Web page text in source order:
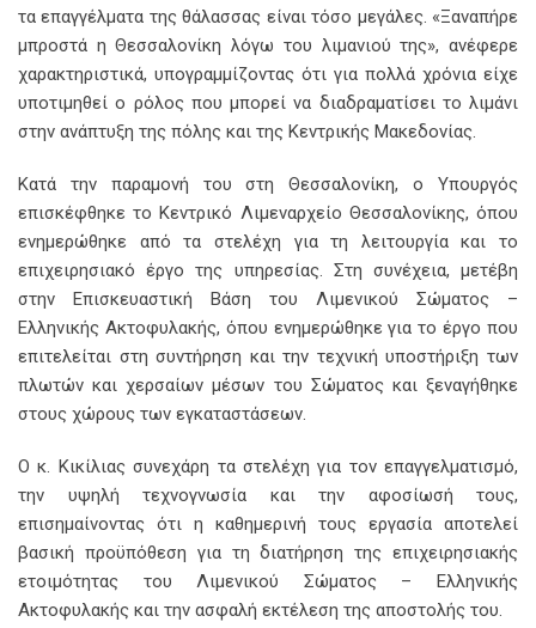
τα επαγγέλματα της θάλασσας είναι τόσο μεγάλες. «Ξαναπήρε
μπροστά η Θεσσαλονίκη λόγω του λιμανιού της», ανέφερε
χαρακτηριστικά, υπογραμμίζοντας ότι για πολλά χρόνια είχε
υποτιμηθεί ο ρόλος που μπορεί να διαδραματίσει το λιμάνι
στην ανάπτυξη της πόλης και της Κεντρικής Μακεδονίας.
Κατά την παραμονή του στη Θεσσαλονίκη, ο Υπουργός
επισκέφθηκε το Κεντρικό Λιμεναρχείο Θεσσαλονίκης, όπου
ενημερώθηκε από τα στελέχη για τη λειτουργία και το
επιχειρησιακό έργο της υπηρεσίας. Στη συνέχεια, μετέβη
στην Επισκευαστική Βάση του Λιμενικού Σώματος –
Ελληνικής Ακτοφυλακής, όπου ενημερώθηκε για το έργο που
επιτελείται στη συντήρηση και την τεχνική υποστήριξη των
πλωτών και χερσαίων μέσων του Σώματος και ξεναγήθηκε
στους χώρους των εγκαταστάσεων.
Ο κ. Κικίλιας συνεχάρη τα στελέχη για τον επαγγελματισμό,
την υψηλή τεχνογνωσία και την αφοσίωσή τους,
επισημαίνοντας ότι η καθημερινή τους εργασία αποτελεί
βασική προϋπόθεση για τη διατήρηση της επιχειρησιακής
ετοιμότητας του Λιμενικού Σώματος – Ελληνικής
Ακτοφυλακής και την ασφαλή εκτέλεση της αποστολής του.